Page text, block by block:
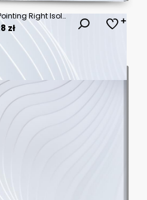
Black L Shaped Arrow Icon Pointing Right Isolated on a Simple White Background
zł